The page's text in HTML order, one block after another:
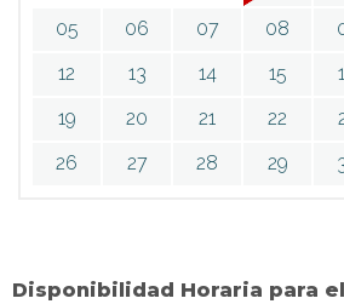
05
06 07 08
12
13 14 15
19
20 21 22
26
27 28 29
Disponibilidad Horaria para